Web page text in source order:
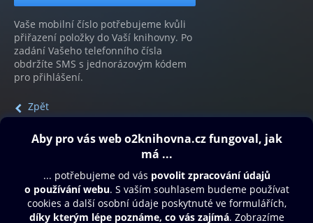
Vaše mobilní číslo potřebujeme kvůli
přiřazení položky do Vaší knihovny. Po
zadání Vašeho telefonního čísla
obdržíte SMS s jednorázovým kódem
pro přihlášení.
Zpět
Obsah ke stažení
Moje O2 Knihovna